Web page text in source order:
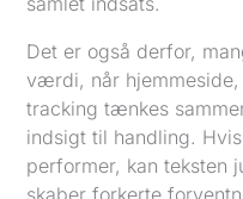
Det er også derfor,
værdi, når hjemmeside,
tracking tænkes
indsigt til handling.
performer, kan teksten
skaber forkerte